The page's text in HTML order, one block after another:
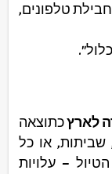
טלפונים,
לארץכתוצאה
שביתות, או כל
– עלויות